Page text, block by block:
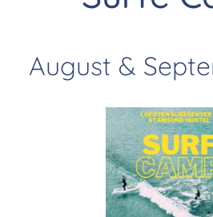
August &